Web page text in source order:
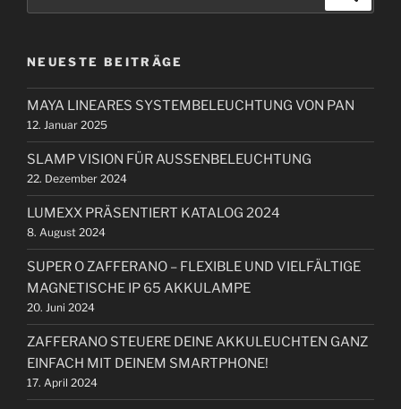
i
a
t
i
o
n
t
r
a
g
e
n
n
a
c
h
:
c
NEUESTE BEITRÄGE
MAYA LINEARES SYSTEMBELEUCHTUNG VON PAN
12. Januar 2025
SLAMP VISION FÜR AUSSENBELEUCHTUNG
22. Dezember 2024
LUMEXX PRÄSENTIERT KATALOG 2024
8. August 2024
SUPER O ZAFFERANO – FLEXIBLE UND VIELFÄLTIGE
MAGNETISCHE IP 65 AKKULAMPE
20. Juni 2024
ZAFFERANO STEUERE DEINE AKKULEUCHTEN GANZ
EINFACH MIT DEINEM SMARTPHONE!
17. April 2024